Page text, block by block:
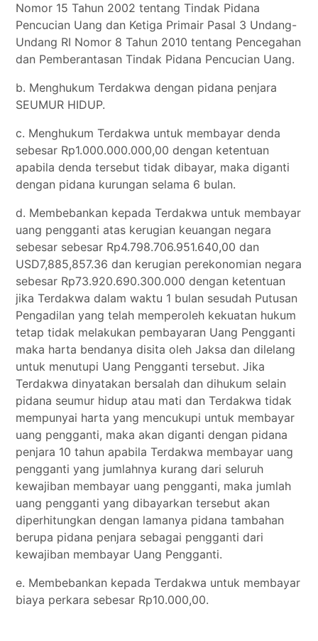
Nomor 15 Tahun 2002 tentang Tindak Pidana
Pencucian Uang dan Ketiga Primair Pasal 3 Undang-
Undang RI Nomor 8 Tahun 2010 tentang Pencegahan
dan Pemberantasan Tindak Pidana Pencucian Uang.
b. Menghukum Terdakwa dengan pidana penjara
SEUMUR HIDUP.
c. Menghukum Terdakwa untuk membayar denda
sebesar Rp1.000.000.000,00 dengan ketentuan
apabila denda tersebut tidak dibayar, maka diganti
dengan pidana kurungan selama 6 bulan.
d. Membebankan kepada Terdakwa untuk membayar
uang pengganti atas kerugian keuangan negara
sebesar sebesar Rp4.798.706.951.640,00 dan
USD7,885,857.36 dan kerugian perekonomian negara
sebesar Rp73.920.690.300.000 dengan ketentuan
jika Terdakwa dalam waktu 1 bulan sesudah Putusan
Pengadilan yang telah memperoleh kekuatan hukum
tetap tidak melakukan pembayaran Uang Pengganti
maka harta bendanya disita oleh Jaksa dan dilelang
untuk menutupi Uang Pengganti tersebut. Jika
Terdakwa dinyatakan bersalah dan dihukum selain
pidana seumur hidup atau mati dan Terdakwa tidak
mempunyai harta yang mencukupi untuk membayar
uang pengganti, maka akan diganti dengan pidana
penjara 10 tahun apabila Terdakwa membayar uang
pengganti yang jumlahnya kurang dari seluruh
kewajiban membayar uang pengganti, maka jumlah
uang pengganti yang dibayarkan tersebut akan
diperhitungkan dengan lamanya pidana tambahan
berupa pidana penjara sebagai pengganti dari
kewajiban membayar Uang Pengganti.
e. Membebankan kepada Terdakwa untuk membayar
biaya perkara sebesar Rp10.000,00.